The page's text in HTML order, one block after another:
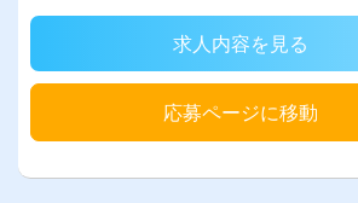
求人内容を見る
応募ページに移動